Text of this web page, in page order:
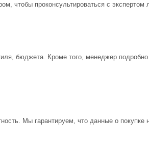
чтобы проконсультироваться с экспертом
бюджета. Кроме того, менеджер
Мы гарантируем, что данные о покупке